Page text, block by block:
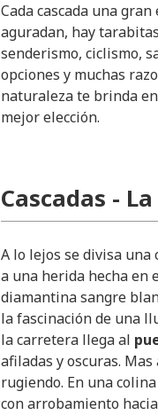
Cada cascada una
aguradan, hay
senderismo, ciclismo,
opciones y muchas
naturaleza te brinda
mejor elección.
Cascadas -
A lo lejos se divisa una
a una herida hecha en
diamantina sangre
la fascinación de una
la carretera llega al
afiladas y oscuras.
rugiendo. En una
con arrobamiento